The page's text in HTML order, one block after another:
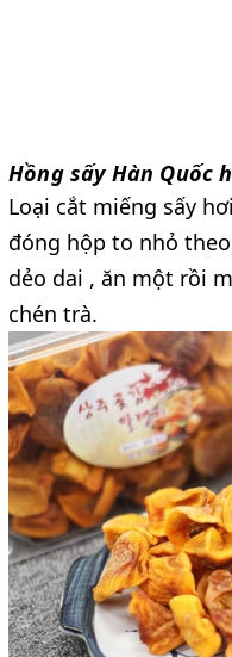
Hồng sấy Hàn Quốc
Loại cắt miếng sấy
đóng hộp to nhỏ
dẻo dai , ăn một rồi
chén trà.